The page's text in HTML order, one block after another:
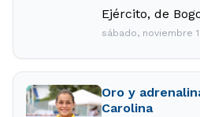
Ejército, de
sábado, noviembre
Oro y
Carolina